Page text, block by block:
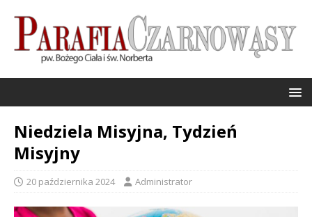
Niedziela Misyjna, Tydzień
Misyjny
20 października 2024 Administrator